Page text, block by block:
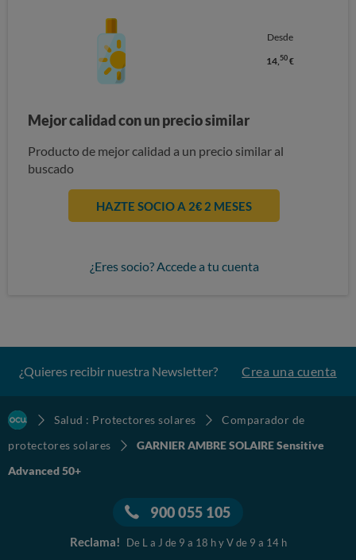
Desde
14, 50€
Mejor calidad con un precio similar
Producto de mejor calidad a un precio similar al
buscado
HAZTE SOCIO A 2€ 2 MESES
¿Eres socio? Accede a tu cuenta
¿Quieres recibir nuestra Newsletter? Crea una cuenta
Salud : Protectores solares
Comparador de
protectores solares
GARNIER AMBRE SOLAIRE Sensitive
Advanced 50+
900 055 105
Reclama! De L a J de 9 a 18 h y V de 9 a 14 h